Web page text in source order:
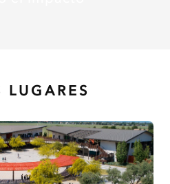
LUGARES